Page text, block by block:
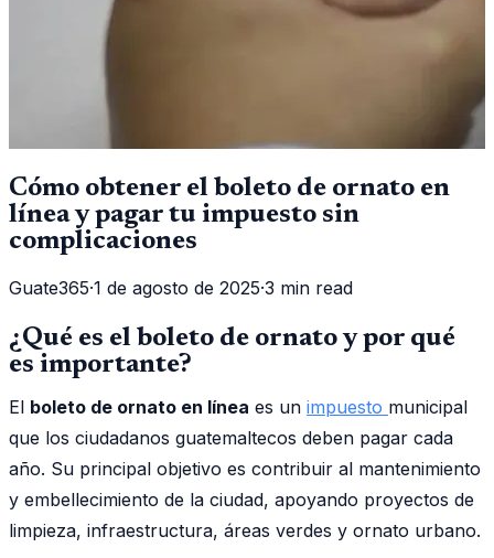
Cómo obtener el boleto de ornato en
línea y pagar tu impuesto sin
complicaciones
Guate365·1 de agosto de 2025·3 min read
¿Qué es el boleto de ornato y por qué
es importante?
El boleto de ornato en línea es un impuesto municipal
que los ciudadanos guatemaltecos deben pagar cada
año. Su principal objetivo es contribuir al mantenimiento
y embellecimiento de la ciudad, apoyando proyectos de
limpieza, infraestructura, áreas verdes y ornato urbano.